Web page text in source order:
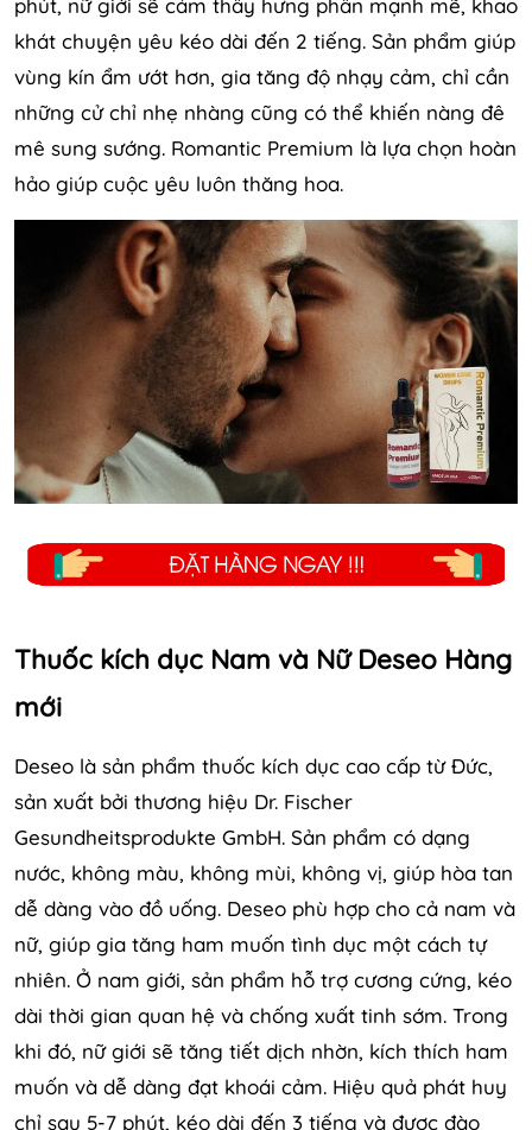
phút, nữ giới sẽ cảm thấy hưng phấn mạnh mẽ, khao
khát chuyện yêu kéo dài đến 2 tiếng. Sản phẩm giúp
vùng kín ẩm ướt hơn, gia tăng độ nhạy cảm, chỉ cần
những cử chỉ nhẹ nhàng cũng có thể khiến nàng đê
mê sung sướng. Romantic Premium là lựa chọn hoàn
hảo giúp cuộc yêu luôn thăng hoa.
Thuốc kích dục Nam và Nữ Deseo Hàng
mới
Deseo là sản phẩm thuốc kích dục cao cấp từ Đức,
sản xuất bởi thương hiệu Dr. Fischer
Gesundheitsprodukte GmbH. Sản phẩm có dạng
nước, không màu, không mùi, không vị, giúp hòa tan
dễ dàng vào đồ uống. Deseo phù hợp cho cả nam và
nữ, giúp gia tăng ham muốn tình dục một cách tự
nhiên. Ở nam giới, sản phẩm hỗ trợ cương cứng, kéo
dài thời gian quan hệ và chống xuất tinh sớm. Trong
khi đó, nữ giới sẽ tăng tiết dịch nhờn, kích thích ham
muốn và dễ dàng đạt khoái cảm. Hiệu quả phát huy
chỉ sau 5-7 phút, kéo dài đến 3 tiếng và được đào